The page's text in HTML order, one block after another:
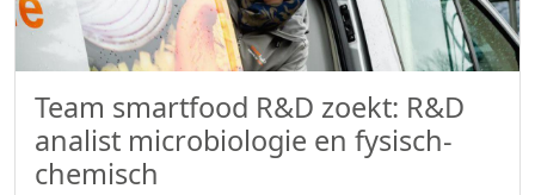
Team smartfood R&D zoekt: R&D
analist microbiologie en fysisch-
chemisch